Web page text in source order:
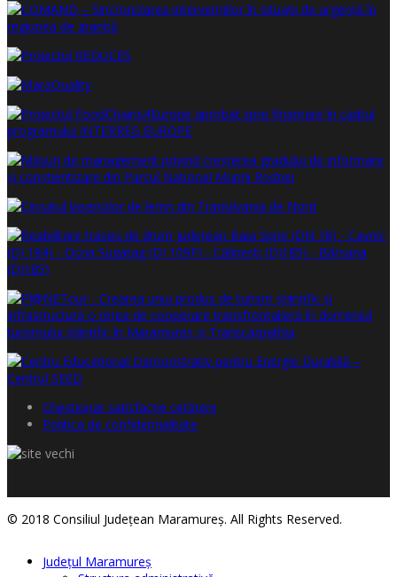
Chestionar satisfacţie cetăţeni
Politica de confidențialitate
© 2018 Consiliul Judeţean Maramureş. All Rights Reserved.
Judeţul Maramureş